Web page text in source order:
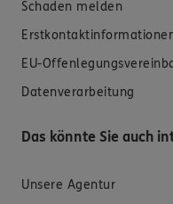
Schaden melden
EU-
Datenverarbeitung
Das könnte Sie auch
Unsere Agentur